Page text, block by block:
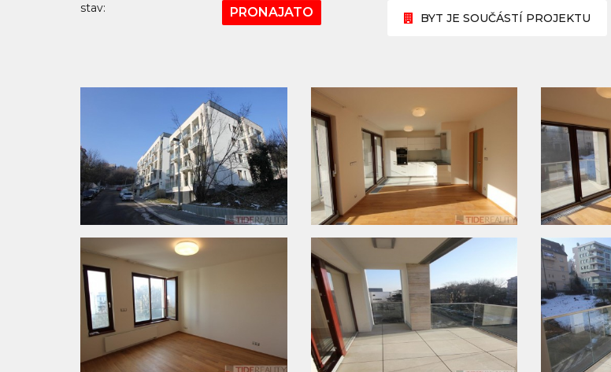
stav: PRONAJATO BYT JE SOUČÁSTÍ PROJEKTU